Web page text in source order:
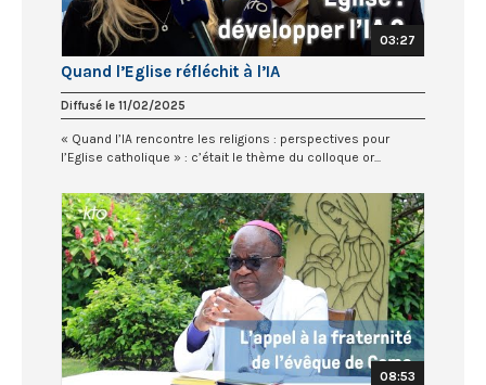
03:27
Quand l’Eglise réfléchit à l’IA
Diffusé le 11/02/2025
« Quand l’IA rencontre les religions : perspectives pour
l’Eglise catholique » : c’était le thème du colloque or...
08:53